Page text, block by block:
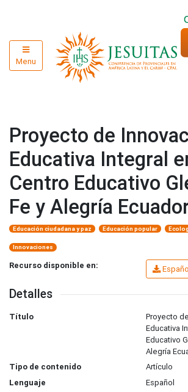
Menu
Proyecto de
Educativa Integral
Centro Educativo
Fe y Alegría
Educación ciudadana y paz Educación popular
Innovaciones
Recurso disponible en:
Detalles
Título
Proyecto
Educativa
Educativo
Alegría
Tipo de contenido
Artículo
Lenguaje
Español